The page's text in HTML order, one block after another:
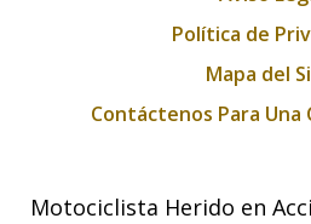
Política de
Mapa del
Contáctenos Para Una
Motociclista Herido en